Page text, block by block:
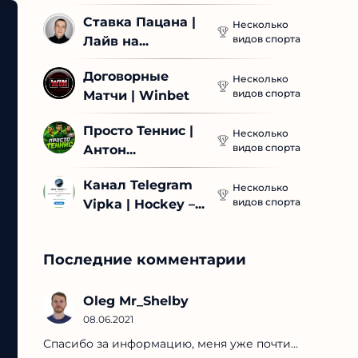
Ставка Пацана |
Лайв на...
Несколько
видов спорта
Договорные
Матчи | Winbet
Несколько
видов спорта
Просто Теннис |
Антон...
Несколько
видов спорта
Канал Telegram
Vipka | Hockey –...
Несколько
видов спорта
Последние комментарии
Oleg Mr_Shelby
08.06.2021
Спасибо за информацию, меня уже почти...